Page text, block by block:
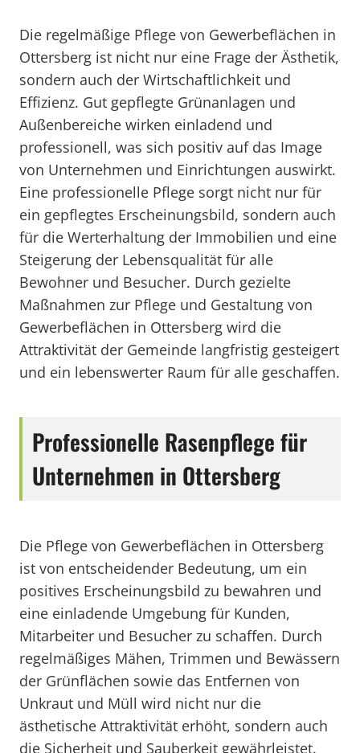
Die regelmäßige Pflege von Gewerbeflächen in
Ottersberg ist nicht nur eine Frage der Ästhetik,
sondern auch der Wirtschaftlichkeit und
Effizienz. Gut gepflegte Grünanlagen und
Außenbereiche wirken einladend und
professionell, was sich positiv auf das Image
von Unternehmen und Einrichtungen auswirkt.
Eine professionelle Pflege sorgt nicht nur für
ein gepflegtes Erscheinungsbild, sondern auch
für die Werterhaltung der Immobilien und eine
Steigerung der Lebensqualität für alle
Bewohner und Besucher. Durch gezielte
Maßnahmen zur Pflege und Gestaltung von
Gewerbeflächen in Ottersberg wird die
Attraktivität der Gemeinde langfristig gesteigert
und ein lebenswerter Raum für alle geschaffen.
Professionelle Rasenpflege für
Unternehmen in Ottersberg
Die Pflege von Gewerbeflächen in Ottersberg
ist von entscheidender Bedeutung, um ein
positives Erscheinungsbild zu bewahren und
eine einladende Umgebung für Kunden,
Mitarbeiter und Besucher zu schaffen. Durch
regelmäßiges Mähen, Trimmen und Bewässern
der Grünflächen sowie das Entfernen von
Unkraut und Müll wird nicht nur die
ästhetische Attraktivität erhöht, sondern auch
die Sicherheit und Sauberkeit gewährleistet.